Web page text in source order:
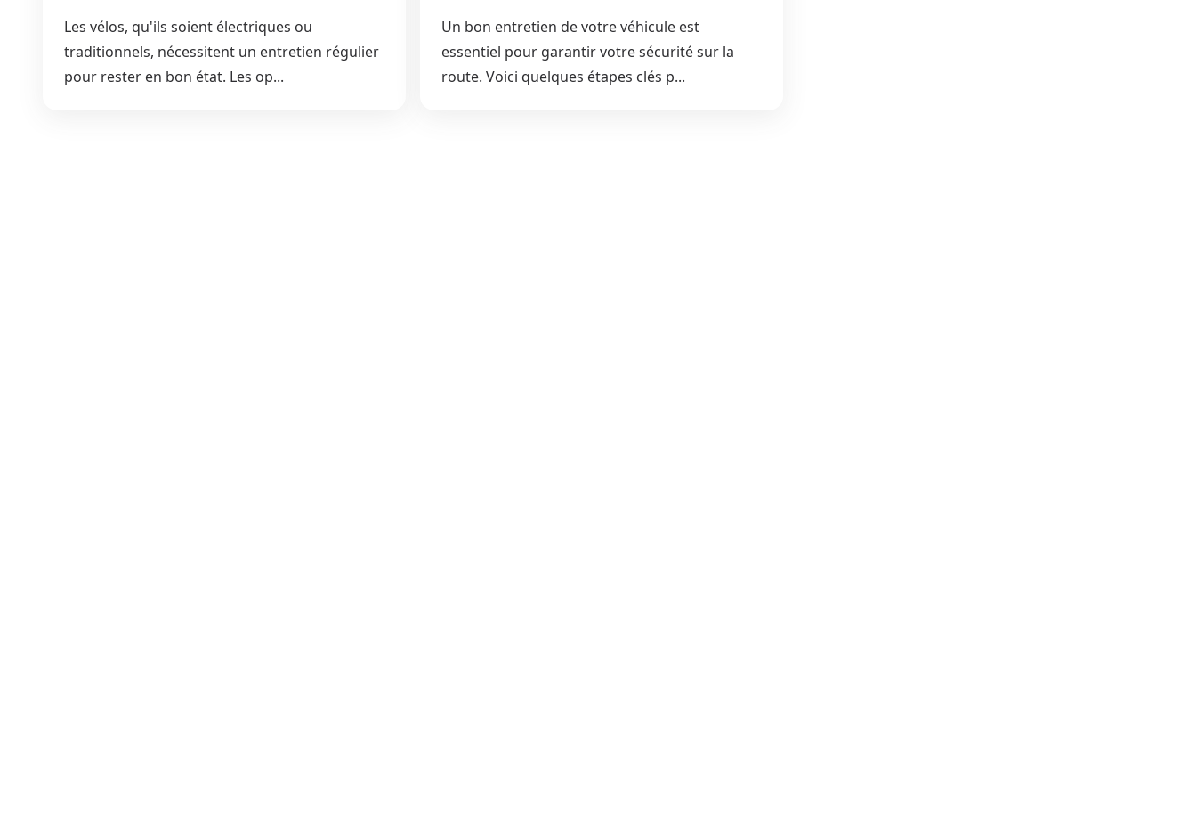
Les vélos, qu'ils soient électriques ou
traditionnels, nécessitent un entretien régulier
pour rester en bon état. Les op...
Un bon entretien de votre véhicule est
essentiel pour garantir votre sécurité sur la
route. Voici quelques étapes clés p...